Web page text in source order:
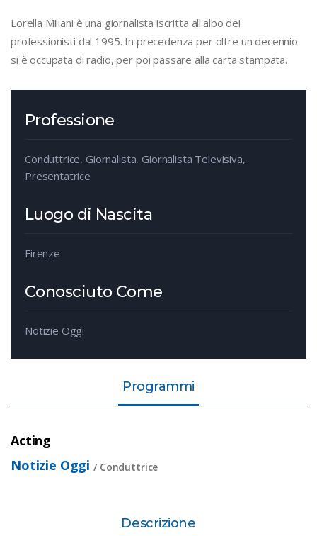
Lorella Miliani è una giornalista iscritta all'albo dei
professionisti dal 1995. In precedenza per oltre un decennio
si è occupata di radio, per poi passare alla carta stampata.
Professione
Conduttrice, Giornalista, Giornalista Televisiva,
Presentatrice
Luogo di Nascita
Firenze
Conosciuto Come
Notizie Oggi
Programmi
Acting
Notizie Oggi Conduttrice
Descrizione